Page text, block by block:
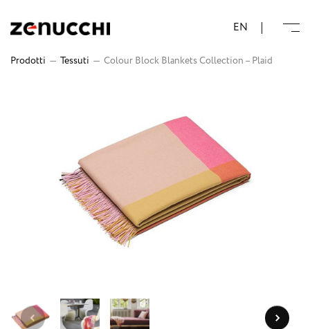
EN
Prodotti — Tessuti — Colour Block Blankets Collection – Plaid